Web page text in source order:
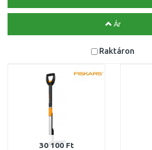
Ár
Raktáron
30 100 Ft